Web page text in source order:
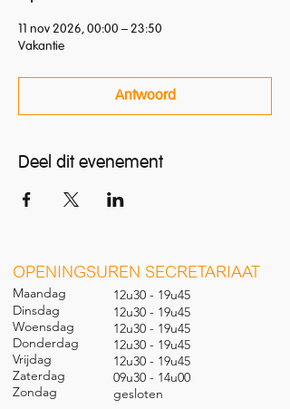
11 nov 2026, 00:00 – 23:50
Vakantie
Antwoord
Deel dit evenement
OPENINGSUREN SECRETARIAAT
Maandag
Dinsdag
Woensdag
Donderdag
Vrijdag
Zaterdag
Zondag
12u30 - 19u45
12u30 - 19u45
12u30 - 19u45
12u30 - 19u45
12u30 - 19u45
09u30 - 14u00
gesloten